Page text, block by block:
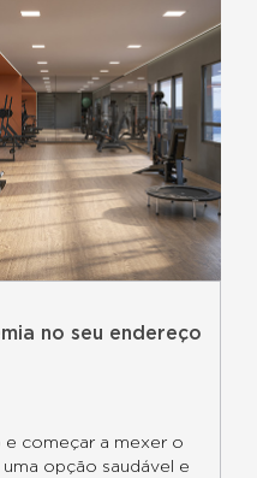
no seu endereço
e começar a mexer o
opção saudável e